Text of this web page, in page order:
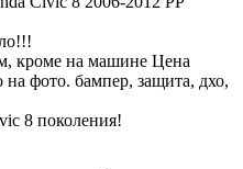
кроме на машине Цена
на фото. бампер, защита, дхо,
8 поколения!